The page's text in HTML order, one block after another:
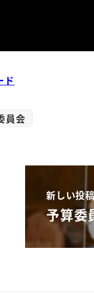
ド
員会
新しい投
予算委